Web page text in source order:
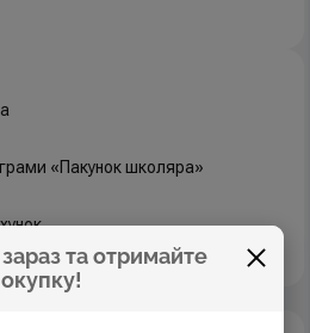
та отримайте
«Пакунок школяра»